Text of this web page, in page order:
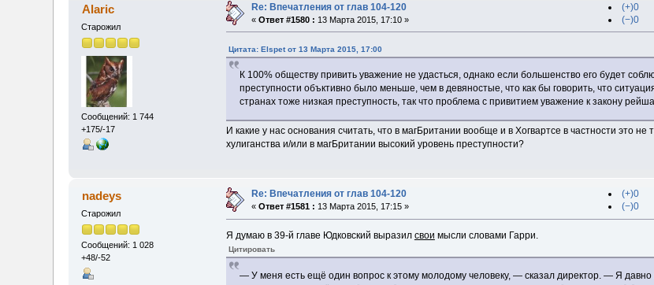
Alaric
Старожил
Сообщений: 1 744
+175/-17
Re: Впечатления от глав 104-120
«Ответ #1580 : 13 Марта 2015, 17:10 »
(+)0
(−)0
Цитата: Elspet от 13 Марта 2015, 17:00
К 100% обществу привить уважение не удасться, однако если большенство его будет
преступности объктивно было меньше, чем в девяностые, что как бы говорить, что
странах тоже низкая преступность, так что проблема с привитием уважение к закону
И какие у нас основания считать, что в магБритании вообще и в Хогвартсе в частности это
хулиганства и/или в магБритании высокий уровень преступности?
nadeys
Старожил
Сообщений: 1 028
+48/-52
Re: Впечатления от глав 104-120
«Ответ #1581 : 13 Марта 2015, 17:15 »
(+)0
(−)0
Я думаю в 39-й главе Юдковский выразил свои мысли словами Гарри.
Цитировать
— У меня есть ещё один вопрос к этому молодому человеку, — сказал директор. — Я давно